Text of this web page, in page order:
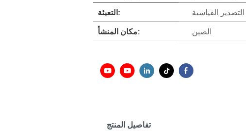
التعبئة: التصدير القياسية
مكان المنشأ: الصين
تفاصيل المنتج